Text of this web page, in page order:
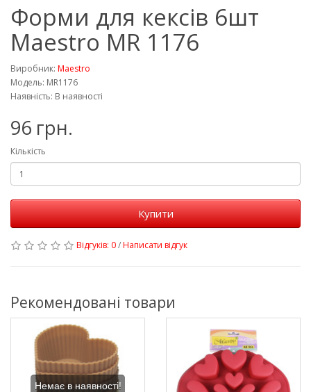
Форми для кексів 6шт
Maestro MR 1176
Виробник: Maestro
Модель: MR1176
Наявність: В наявності
96 грн.
Кількість
Купити
Відгуків: 0/Написати відгук
Рекомендовані товари
Немає в наявності!